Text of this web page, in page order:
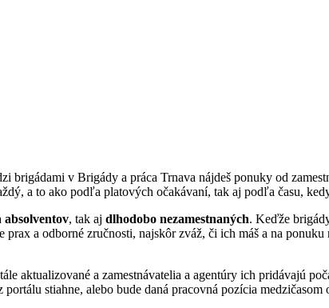
brigádami v Brigády a práca Trnava nájdeš ponuky od
a to ako podľa platových očakávaní, tak aj podľa času,
absolventov, tak aj dlhodobo nezamestnaných. Keďže
a odborné zručnosti, najskôr zváž, či ich máš a na
aktualizované a zamestnávatelia a agentúry ich pridávajú
stiahne, alebo bude daná pracovná pozícia medzičasom